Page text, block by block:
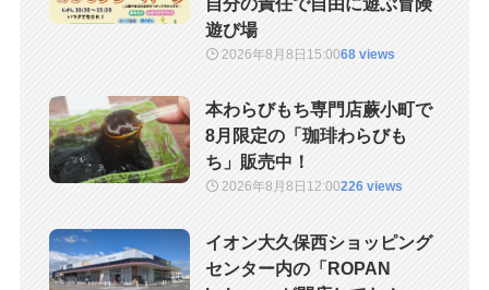
遊び場
2026年8月8日 15:0068 views
本わらびもち専門店蕨小町で
8月限定の「珈琲わらびも
ち」販売中！
2026年8月8日 12:00226 views
イオン大久保西ショッピング
センター内の「ROPAN